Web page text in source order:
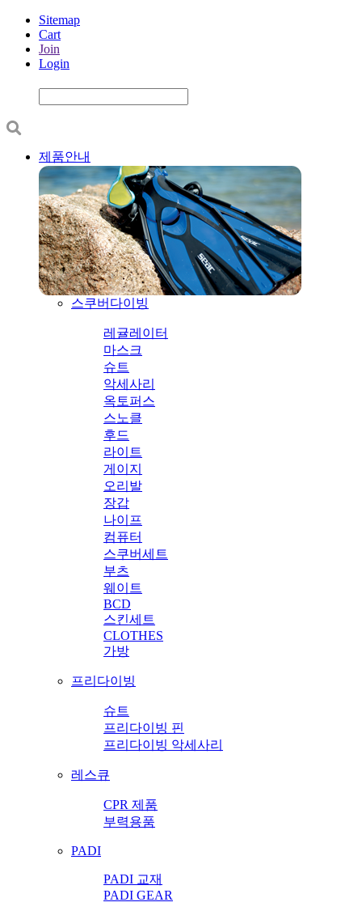
Sitemap
Cart
Join
Login
제품안내
스쿠버다이빙
레귤레이터
마스크
슈트
악세사리
옥토퍼스
스노클
후드
라이트
게이지
오리발
장갑
나이프
컴퓨터
스쿠버세트
부츠
웨이트
BCD
스킨세트
CLOTHES
가방
프리다이빙
슈트
프리다이빙 핀
프리다이빙 악세사리
레스큐
CPR 제품
부력용품
PADI
PADI 교재
PADI GEAR